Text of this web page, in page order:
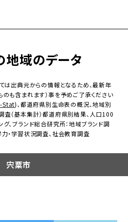
地域のデータ
は出典元からの情報となるため、最新年
も含まれます）事を予めご了承ください
Stat)、都道府県別生命表の概況、地域別
（基本集計）都道府県別結果、人口100
、ブランド総合研究所：地域ブランド調
・学習状況調査、社会教育調査
宍粟市